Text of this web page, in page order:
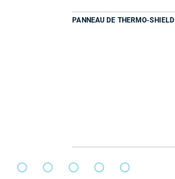
PANNEAU DE THERMO-SHIELD